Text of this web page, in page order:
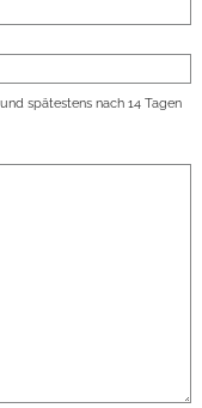
spätestens nach 14 Tagen